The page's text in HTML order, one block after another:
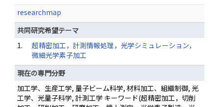
researchmap
共同研究希望テーマ
1.
超精密加工，計測情報処理，光学シミュレーション，
微細光学素子加工
現在の専門分野
加工学、生産工学, 量子ビーム科学, 材料加工、組織制御, 光
工学、光量子科学, 計測工学 キーワード(超精密加工，切削